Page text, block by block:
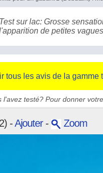
Test sur lac: Grosse
de petites
tous les avis de la gamme
l'avez testé? Pour donner
-Ajouter- Zoom